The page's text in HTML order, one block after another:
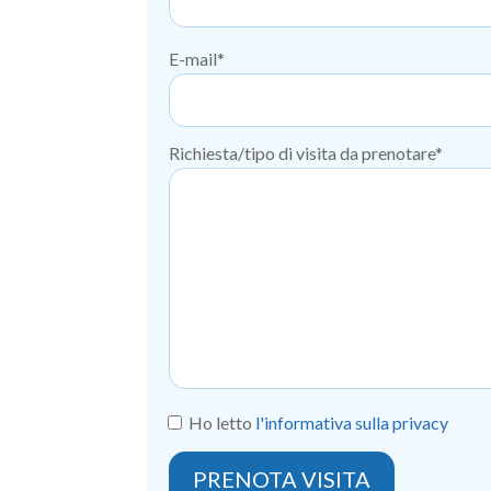
E-mail*
Richiesta/tipo di visita da prenotare*
Ho letto l'informativa sulla privacy